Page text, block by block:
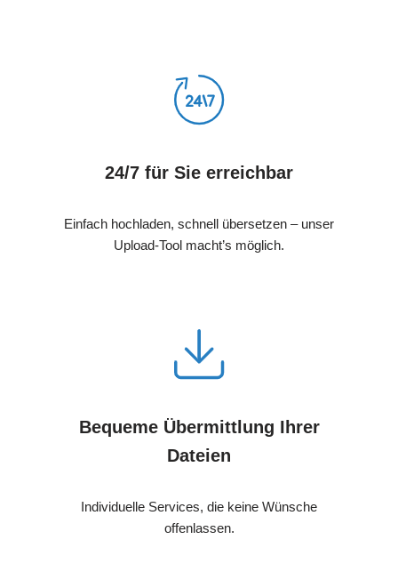
24/7 für Sie erreichbar
Einfach hochladen, schnell übersetzen – unser
Upload-Tool macht’s möglich.
Bequeme Übermittlung Ihrer
Dateien
Individuelle Services, die keine Wünsche
offenlassen.